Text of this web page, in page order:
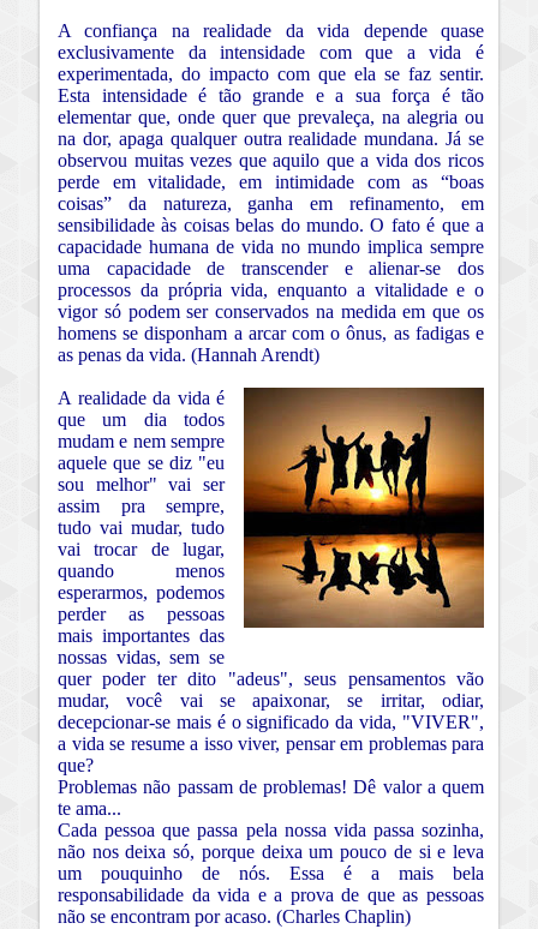
A confiança na realidade da vida depende quase
exclusivamente da intensidade com que a vida é
experimentada, do impacto com que ela se faz sentir.
Esta intensidade é tão grande e a sua força é tão
elementar que, onde quer que prevaleça, na alegria ou
na dor, apaga qualquer outra realidade mundana. Já se
observou muitas vezes que aquilo que a vida dos ricos
perde em vitalidade, em intimidade com as “boas
coisas” da natureza, ganha em refinamento, em
sensibilidade às coisas belas do mundo. O fato é que a
capacidade humana de vida no mundo implica sempre
uma capacidade de transcender e alienar-se dos
processos da própria vida, enquanto a vitalidade e o
vigor só podem ser conservados na medida em que os
homens se disponham a arcar com o ônus, as fadigas e
as penas da vida. (Hannah Arendt)
A realidade da vida é
que um dia todos
mudam e nem sempre
aquele que se diz "eu
sou melhor" vai ser
assim pra sempre,
tudo vai mudar, tudo
vai trocar de lugar,
quando menos
esperarmos, podemos
perder as pessoas
mais importantes das
nossas vidas, sem se
quer poder ter dito "adeus", seus pensamentos vão
mudar, você vai se apaixonar, se irritar, odiar,
decepcionar-se mais é o significado da vida, "VIVER",
a vida se resume a isso viver, pensar em problemas para
que?
Problemas não passam de problemas! Dê valor a quem
te ama...
Cada pessoa que passa pela nossa vida passa sozinha,
não nos deixa só, porque deixa um pouco de si e leva
um pouquinho de nós. Essa é a mais bela
responsabilidade da vida e a prova de que as pessoas
não se encontram por acaso. (Charles Chaplin)